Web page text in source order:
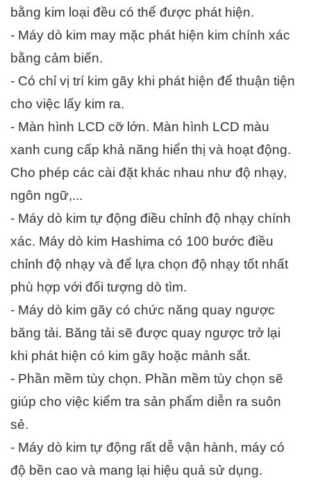
bằng kim loại đều có thể được phát hiện.
- Máy dò kim may mặc phát hiện kim chính xác
bằng cảm biến.
- Có chỉ vị trí kim gãy khi phát hiện để thuận tiện
cho việc lấy kim ra.
- Màn hình LCD cỡ lớn. Màn hình LCD màu
xanh cung cấp khả năng hiển thị và hoạt động.
Cho phép các cài đặt khác nhau như độ nhạy,
ngôn ngữ,...
- Máy dò kim tự động điều chỉnh độ nhạy chính
xác. Máy dò kim Hashima có 100 bước điều
chỉnh độ nhạy và để lựa chọn độ nhạy tốt nhất
phù hợp với đối tượng dò tìm.
- Máy dò kim gãy có chức năng quay ngược
băng tải. Băng tải sẽ được quay ngược trở lại
khi phát hiện có kim gãy hoặc mảnh sắt.
- Phần mềm tùy chọn. Phần mềm tùy chọn sẽ
giúp cho việc kiểm tra sản phẩm diễn ra suôn
sẻ.
- Máy dò kim tự động rất dễ vận hành, máy có
độ bền cao và mang lại hiệu quả sử dụng.